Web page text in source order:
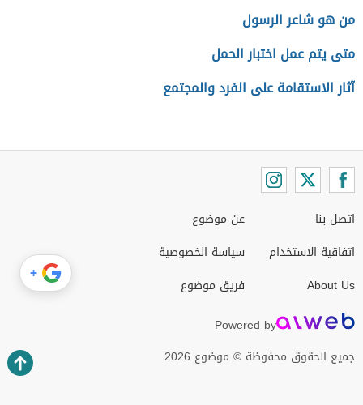
من هو شاعر الرسول
متى يتم عمل اختبار الحمل
آثار الاستقامة على الفرد والمجتمع
اتصل بنا
اتفاقية الاستخدام
About Us
عن موضوع
سياسة الخصوصية
فريق موضوع
Powered by
جميع الحقوق محفوظة © موضوع 2026
+